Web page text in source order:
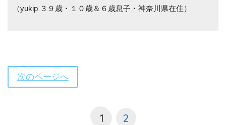
（yukip ３９歳・１０歳＆６歳息子・神奈川県在住）
次のページへ
1 2